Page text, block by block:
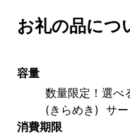
お礼の品につ
容量
数量限定！選べ
(きらめき)  サ
消費期限